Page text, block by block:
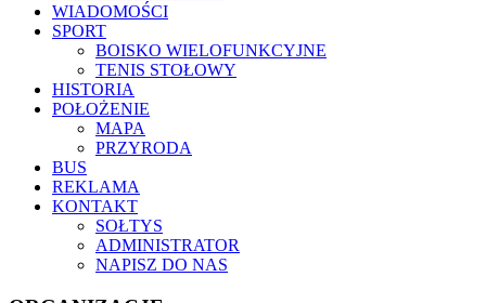
WIADOMOŚCI
SPORT
BOISKO WIELOFUNKCYJNE
TENIS STOŁOWY
HISTORIA
POŁOŻENIE
MAPA
PRZYRODA
BUS
REKLAMA
KONTAKT
SOŁTYS
ADMINISTRATOR
NAPISZ DO NAS